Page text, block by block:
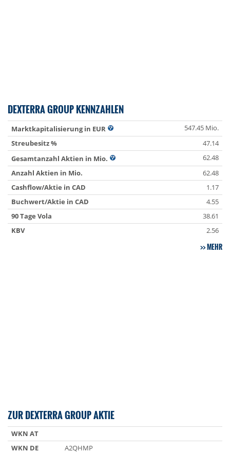
DEXTERRA GROUP KENNZAHLEN
Marktkapitalisierung in EUR
547.45 Mio.
Streubesitz %
47.14
Gesamtanzahl Aktien in Mio.
62.48
Anzahl Aktien in Mio.
62.48
Cashflow/Aktie in CAD
1.17
Buchwert/Aktie in CAD
4.55
90 Tage Vola
38.61
KBV
2.56
MEHR
ZUR DEXTERRA GROUP AKTIE
WKN AT
WKN DE
A2QHMP